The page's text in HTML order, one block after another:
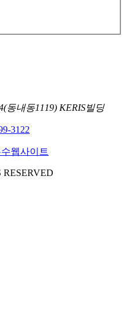
동내동1119) KERIS빌딩
3122